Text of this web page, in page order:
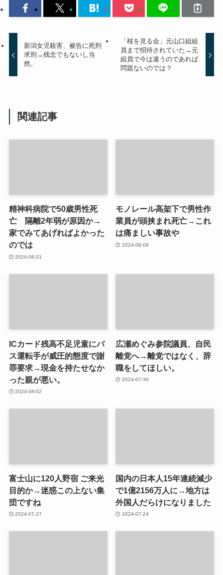
新潟女児殺害、被告に死刑
求刑→残念でもないし当
然。
「桜を見る会」元山口組組
員まで招待されていた→元
組員で今は違うのであれば
問題ないのでは？
関連記事
精神科病院で50歳男性死
亡 隔離2年弱が原因か→
家でみてあげればよかった
のでは
2024-08-21
モノレール高架下で男性作
業員が頭挟まれ死亡→これ
は痛ましい事故や
2024-08-09
ICカード残高不足児童にバ
ス運転手が威圧的態度で謝
罪要求→現金を持たせなか
った親が悪い。
2024-08-02
広瀬めぐみ参院議員、自民
離党へ→離党ではなく、辞
職をしてほしい。
2024-07-30
富士山に120人野宿 ご来光
目的か→迷惑この上ない集
団ですね
2024-07-27
国内の日本人15年連続減少
で1億2156万人に→地方は
外国人だらけになりました
2024-07-24